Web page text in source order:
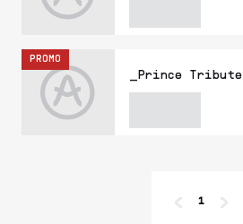
PROMO
_Prince Tribute
1